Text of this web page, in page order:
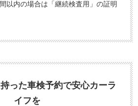
以内の場合は「継続検査用」の証明
った車検予約で安心カーラ
イフを